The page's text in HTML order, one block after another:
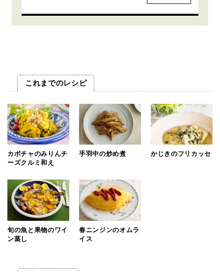
これまでのレシピ
カボチャのみりんチ
ーズクルミ和え
手羽中の炒め煮 かじきのフリカッセ
旬の魚と果物のワイ
ン蒸し
春ニンジンのオムラ
イス